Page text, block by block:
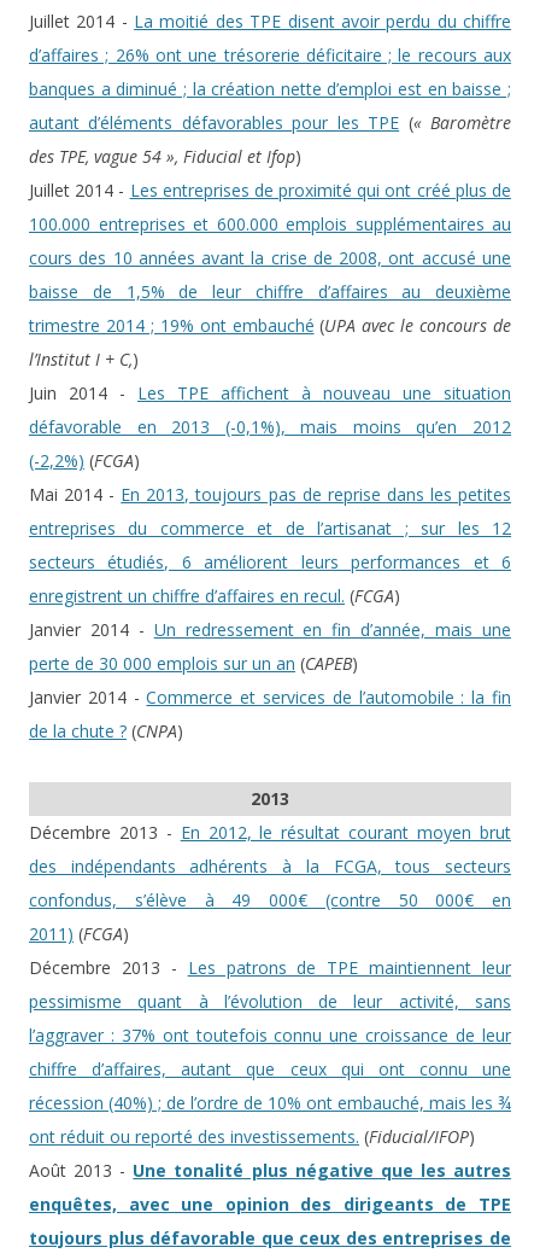
Juillet 2014 - La moitié des TPE disent avoir perdu du chiffre
d’affaires ; 26% ont une trésorerie déficitaire ; le recours aux
banques a diminué ; la création nette d’emploi est en baisse ;
autant d’éléments défavorables pour les TPE (« Baromètre
des TPE, vague 54 », Fiducial et Ifop)
Juillet 2014 - Les entreprises de proximité qui ont créé plus de
100.000 entreprises et 600.000 emplois supplémentaires au
cours des 10 années avant la crise de 2008, ont accusé une
baisse de 1,5% de leur chiffre d’affaires au deuxième
trimestre 2014 ; 19% ont embauché (UPA avec le concours de
l’Institut I + C,)
Juin 2014 - Les TPE affichent à nouveau une situation
défavorable en 2013 (-0,1%), mais moins qu’en 2012
(-2,2%) (FCGA)
Mai 2014 - En 2013, toujours pas de reprise dans les petites
entreprises du commerce et de l’artisanat ; sur les 12
secteurs étudiés, 6 améliorent leurs performances et 6
enregistrent un chiffre d’affaires en recul. (FCGA)
Janvier 2014 - Un redressement en fin d’année, mais une
perte de 30 000 emplois sur un an (CAPEB)
Janvier 2014 -Commerce et services de l’automobile : la fin
de la chute ? (CNPA)
2013
Décembre 2013 - En 2012, le résultat courant moyen brut
des indépendants adhérents à la FCGA, tous secteurs
confondus, s’élève à 49 000€ (contre 50 000€ en
2011) (FCGA)
Décembre 2013 - Les patrons de TPE maintiennent leur
pessimisme quant à l’évolution de leur activité, sans
l’aggraver : 37% ont toutefois connu une croissance de leur
chiffre d’affaires, autant que ceux qui ont connu une
récession (40%) ; de l’ordre de 10% ont embauché, mais les ¾
ont réduit ou reporté des investissements. (Fiducial/IFOP)
Août 2013 - Une tonalité plus négative que les autres
enquêtes, avec une opinion des dirigeants de TPE
toujours plus défavorable que ceux des entreprises de